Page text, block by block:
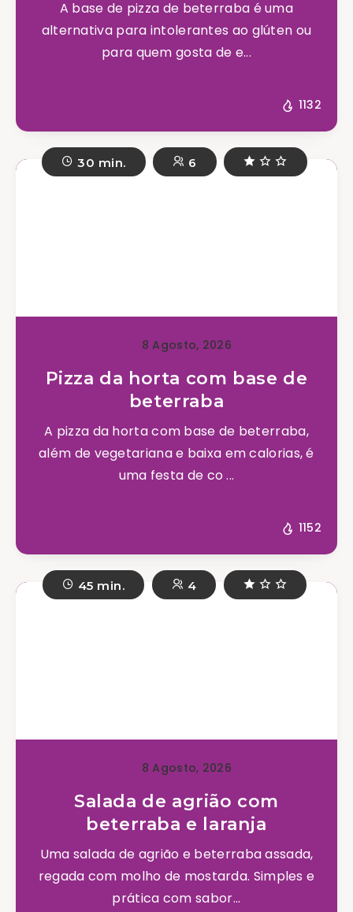
A base de pizza de beterraba é uma
alternativa para intolerantes ao glúten ou
para quem gosta de e...
1132
30 min. 6
8 Agosto, 2026
Pizza da horta com base de
beterraba
A pizza da horta com base de beterraba,
além de vegetariana e baixa em calorias, é
uma festa de co ...
1152
45 min. 4
8 Agosto, 2026
Salada de agrião com
beterraba e laranja
Uma salada de agrião e beterraba assada,
regada com molho de mostarda. Simples e
prática com sabor...